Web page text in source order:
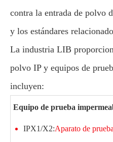
contra la entrada de polvo
y los estándares
La industria LIB
polvo IP y equipos de
incluyen:
Equipo de prueba
IPX1/X2:Aparato de